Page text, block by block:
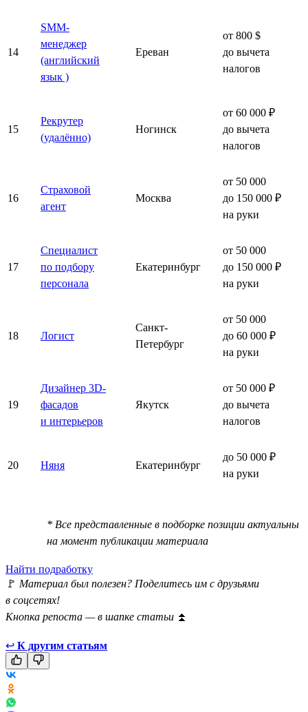
14
SMM-
менеджер
(английский
язык )
Ереван
от 800 $
до вычета
налогов
15
Рекрутер
(удалённо)
Ногинск
от 60 000 ₽
до вычета
налогов
16
Страховой
агент
Москва
от 50 000
до 150 000 ₽
на руки
17
Специалист
по подбору
персонала
Екатеринбург
от 50 000
до 150 000 ₽
на руки
18 Логист
Санкт-
Петербург
от 50 000
до 60 000 ₽
на руки
19
Дизайнер 3D-
фасадов
и интерьеров
Якутск
от 50 000 ₽
до вычета
налогов
20 Няня Екатеринбург
до 50 000 ₽
на руки
* Все представленные в подборке позиции актуальны
на момент публикации материала
Найти подработку
🚩 Материал был полезен? Поделитесь им с друзьями
в соцсетях!
Кнопка репоста — в шапке статьи ⏫
↩ К другим статьям